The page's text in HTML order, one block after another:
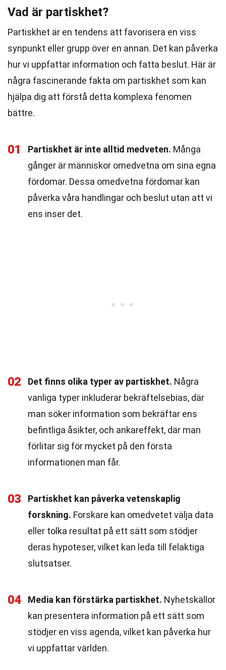
Vad är partiskhet?
Partiskhet är en tendens att favorisera en viss
synpunkt eller grupp över en annan. Det kan påverka
hur vi uppfattar information och fatta beslut. Här är
några fascinerande fakta om partiskhet som kan
hjälpa dig att förstå detta komplexa fenomen
bättre.
01 Partiskhet är inte alltid medveten. Många
gånger är människor omedvetna om sina egna
fördomar. Dessa omedvetna fördomar kan
påverka våra handlingar och beslut utan att vi
ens inser det.
02 Det finns olika typer av partiskhet. Några
vanliga typer inkluderar bekräftelsebias, där
man söker information som bekräftar ens
befintliga åsikter, och ankareffekt, där man
förlitar sig för mycket på den första
informationen man får.
03
Partiskhet kan påverka vetenskaplig
forskning. Forskare kan omedvetet välja data
eller tolka resultat på ett sätt som stödjer
deras hypoteser, vilket kan leda till felaktiga
slutsatser.
04 Media kan förstärka partiskhet. Nyhetskällor
kan presentera information på ett sätt som
stödjer en viss agenda, vilket kan påverka hur
vi uppfattar världen.